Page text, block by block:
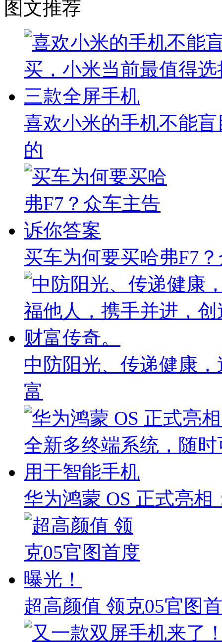
图文推荐
喜欢小米的手机不能
的
买车为何要买哈弗F7
中防阳光、传递健康
富
华为鸿蒙 OS 正式亮
超高颜值 领克05官图